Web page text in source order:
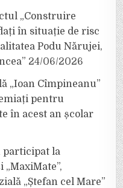
„Construire
în situație de risc
Podu Nărujei,
24/06/2026
„Ioan Cîmpineanu”
pentru
în acest an școlar
participat la
„Ștefan cel Mare”